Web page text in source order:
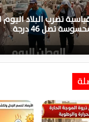
تضرب البلاد اليوم
تصل 46 درجة